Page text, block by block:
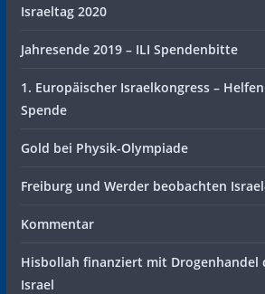
Israeltag 2020
Jahresende 2019 – ILI Spendenbitte
1. Europäischer Israelkongress –
Spende
Gold bei Physik-Olympiade
Freiburg und Werder beobachten
Kommentar
Hisbollah finanziert mit Drogenhandel
Israel